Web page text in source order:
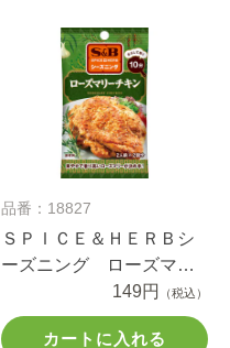
品番：18827
ＳＰＩＣＥ＆ＨＥＲＢシ
ーズニング ローズマリ
ーチキン １０ｇ
149円 （税込）
カートに入れる